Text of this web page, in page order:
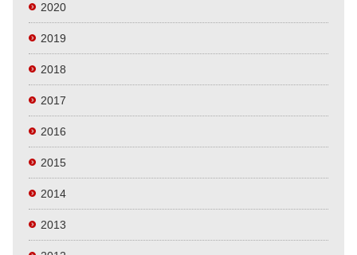
2020
2019
2018
2017
2016
2015
2014
2013